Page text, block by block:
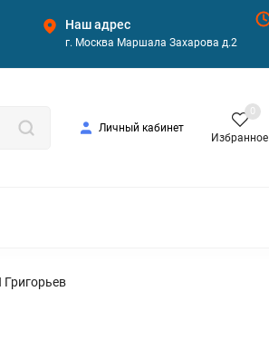
Наш адрес
г. Москва Маршала Захарова д.2
Личный кабинет
Избранное
0